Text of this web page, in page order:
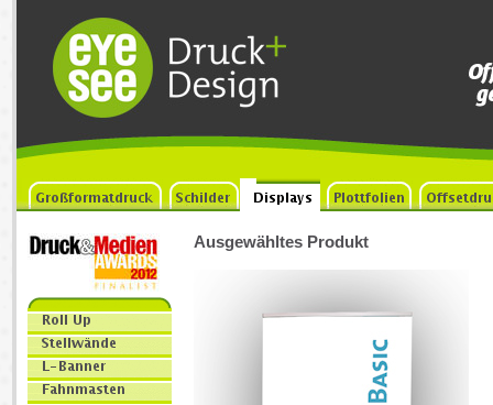
Ausgewähltes Produkt